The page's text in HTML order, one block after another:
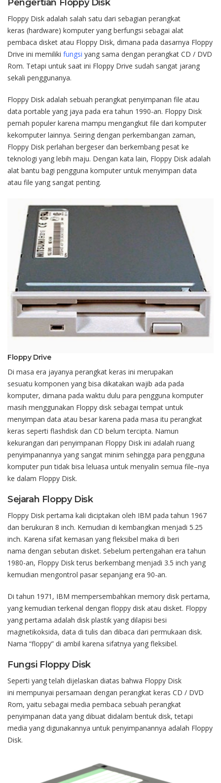
Pengertian Floppy Disk
Floppy Disk adalah salah satu dari sebagian perangkat
keras (hardware) komputer yang berfungsi sebagai alat
pembaca disket atau Floppy Disk, dimana pada dasarnya Floppy
Drive ini memiliki fungsi yang sama dengan perangkat CD / DVD
Rom. Tetapi untuk saat ini Floppy Drive sudah sangat jarang
sekali penggunanya.
Floppy Disk adalah sebuah perangkat penyimpanan file atau
data portable yang jaya pada eratahun 1990-an. Floppy Disk
pernah populer karena mampu mengangkut file dari komputer
kekomputer lainnya. Seiring dengan perkembangan zaman,
Floppy Disk perlahan bergeser dan berkembang pesat ke
teknologi yang lebih maju. Dengan kata lain, Floppy Disk adalah
alat bantu bagi pengguna komputer untuk menyimpan data
atau file yang sangat penting.
Floppy Drive
Di masa era jayanya perangkat keras ini merupakan
sesuatu komponen yang bisa dikatakan wajib ada pada
komputer, dimana pada waktu dulu para pengguna komputer
masih menggunakan Floppy disk sebagai tempat untuk
menyimpan data atau besar karena pada masa itu perangkat
keras seperti flashdisk dan CD belum tercipta. Namun
kekurangan dari penyimpanan Floppy Disk ini adalah ruang
penyimpanannya yang sangat minim sehingga para pengguna
komputer puntidak bisa leluasa untuk menyalin semua file–nya
ke dalam Floppy Disk.
Sejarah Floppy Disk
Floppy Disk pertama kali diciptakan oleh IBM padatahun 1967
dan berukuran 8 inch. Kemudian di kembangkan menjadi 5.25
inch. Karena sifat kemasan yang fleksibel maka di beri
nama dengan sebutan disket. Sebelum pertengahan eratahun
1980-an, Floppy Disk terus berkembang menjadi 3.5 inch yang
kemudian mengontrol pasar sepanjang era 90-an.
Ditahun 1971 , IBM mempersembahkan memory disk pertama,
yang kemudian terkenal dengan floppy disk atau disket. Floppy
yang pertama adalah disk plastik yang dilapisi besi
magnetikoksida, data ditulis dan dibaca dari permukaan disk.
Nama “floppy” di ambil karena sifatnya yang fleksibel.
FungsiFloppy Disk
Seperti yangtelah dijelaskan diatas bahwa Floppy Disk
ini mempunyai persamaan dengan perangkat keras CD / DVD
Rom, yaitu sebagai media pembaca sebuah perangkat
penyimpanan data yang dibuat didalam bentuk disk,tetapi
media yang digunakannya untuk penyimpanannya adalah Floppy
Disk.